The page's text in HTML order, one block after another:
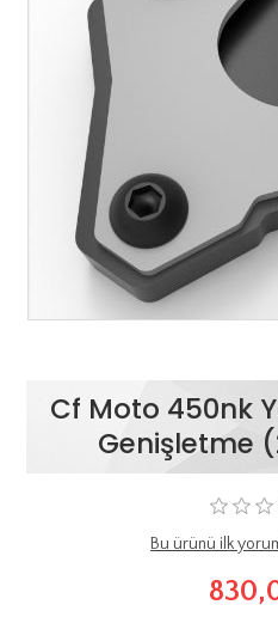
Cf Moto 450nk
Genişletme
Bu ürünü ilk